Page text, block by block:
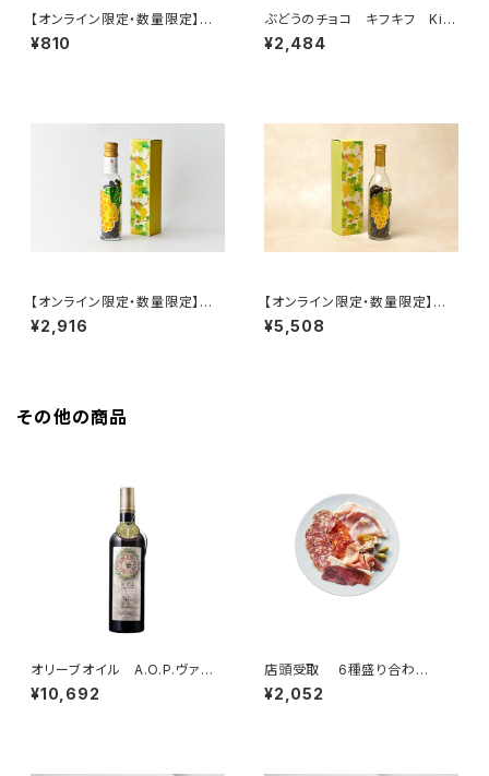
【オンライン限定・数量限定】ぶ
どうのチョコ キフキフ ミニ缶
（ジュランソン）
¥810
ぶどうのチョコ キフキフ Kif-
Kif スリムボトル 95g
¥2,484
【オンライン限定・数量限定】ぶ
どうのチョコ キフキフ Kif-Ki
f ヴィンテージ 95g
¥2,916
【オンライン限定・数量限定】ぶ
どうのチョコ キフキフ Kif-Ki
f ヴィンテージ 240g
¥5,508
その他の商品
オリーブオイル A.O.P.ヴァレ・
ド・ボー・ド・プロヴァンス 750
ml
¥10,692
店頭受取 6種盛り合わ
せ ”スタンダード”（2名様）
¥2,052